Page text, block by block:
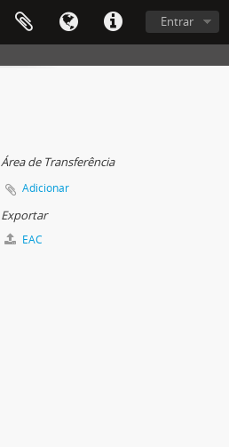
Entrar
Área de Transferência
Adicionar
Exportar
EAC